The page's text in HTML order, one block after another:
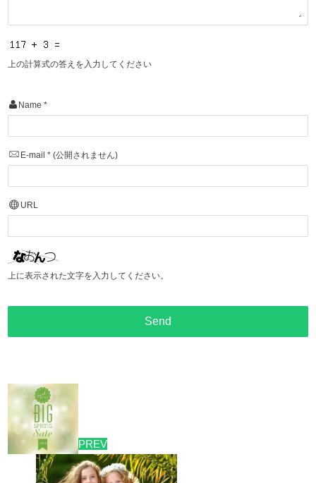
上の計算式の答えを入力してください
Name *
E-mail * (公開されません)
URL
上に表示された文字を入力してください。
PREV